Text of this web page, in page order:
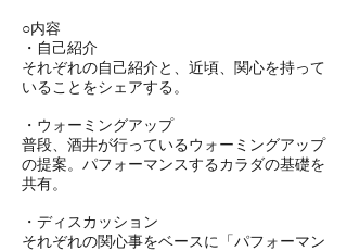
○内容
・自己紹介
それぞれの自己紹介と、近頃、関心を持って
いることをシェアする。
・ウォーミングアップ
普段、酒井が行っているウォーミングアップ
の提案。パフォーマンスするカラダの基礎を
共有。
・ディスカッション
それぞれの関心事をベースに「パフォーマン